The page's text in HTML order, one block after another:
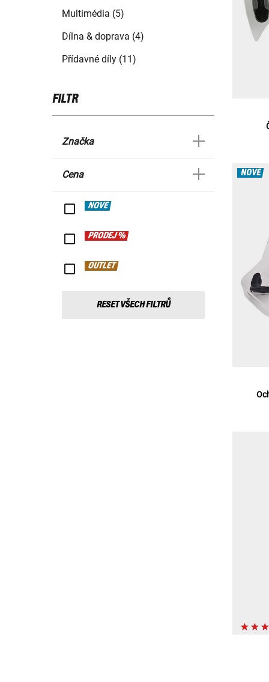
Multimédia (5)
Dílna & doprava (4)
Přídavné díly (11)
FILTR
Značka
Cena
NOVÉ
PRODEJ %
OUTLET
RESET VŠECH FILTRŮ
NOVÉ